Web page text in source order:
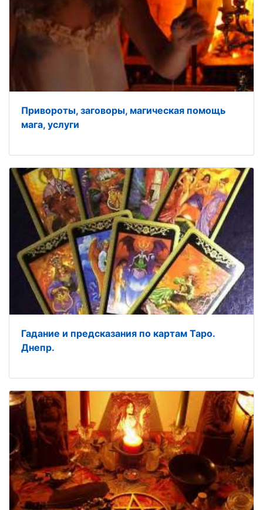
Привороты, заговоры, магическая помощь
мага, услуги
Гадание и предсказания по картам Таро.
Днепр.